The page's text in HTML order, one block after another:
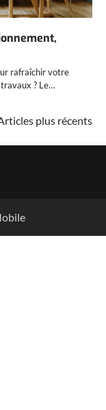
rafraîchir votre
? Le…
plus récents